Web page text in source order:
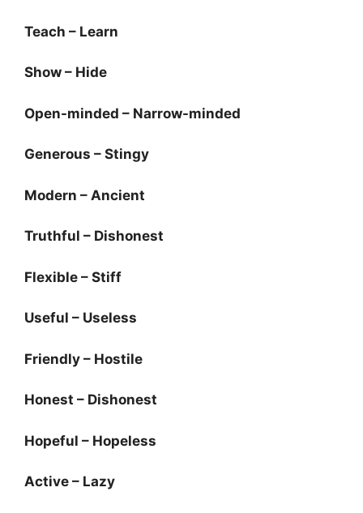
Teach – Learn
Show – Hide
Open-minded – Narrow-minded
Generous – Stingy
Modern – Ancient
Truthful – Dishonest
Flexible – Stiff
Useful – Useless
Friendly – Hostile
Honest – Dishonest
Hopeful – Hopeless
Active – Lazy